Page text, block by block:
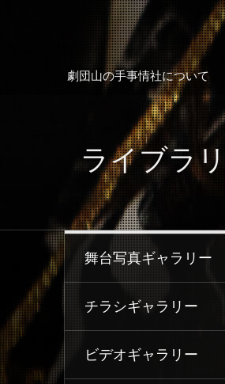
劇団山の手事情社について
ライブラリ
舞台写真ギャラリー
チラシギャラリー
ビデオギャラリー